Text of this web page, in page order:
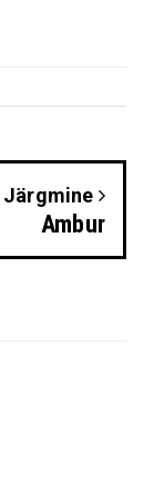
Järgmine
Ambur